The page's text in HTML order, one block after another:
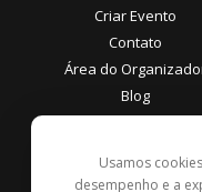
Criar Evento
Contato
Área do
Blog
Área doUsamos
desempenho e a